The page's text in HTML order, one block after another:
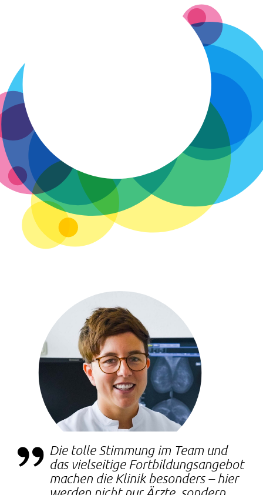
Die tolle Stimmung im Team und
das vielseitige Fortbildungsangebot
machen die Klinik besonders – hier